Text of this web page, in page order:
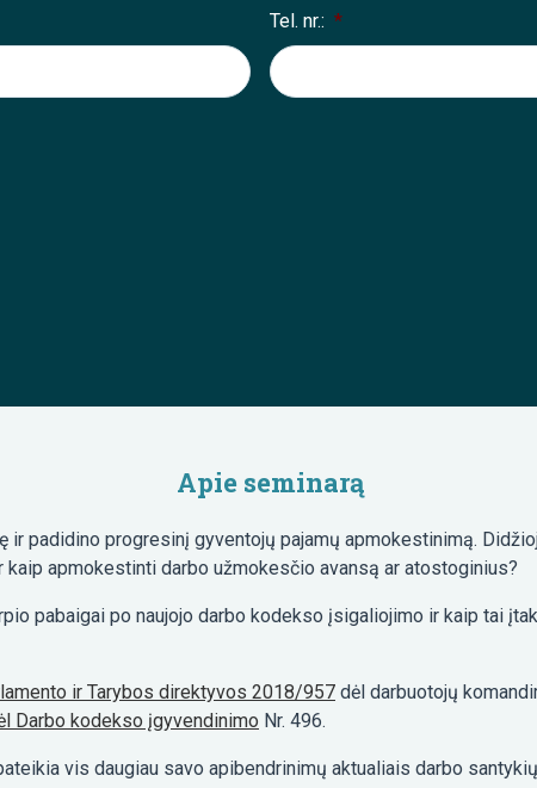
Tel. nr.: *
Apie seminarą
ir padidino progresinį gyventojų pajamų apmokestinimą.
apmokestinti darbo užmokesčio avansą ar atostoginius?
pabaigai po naujojo darbo kodekso įsigaliojimo ir kaip tai
ir Tarybos direktyvos 2018/957 dėl darbuotojų
Darbo kodekso įgyvendinimo Nr. 496.
vis daugiau savo apibendrinimų aktualiais darbo